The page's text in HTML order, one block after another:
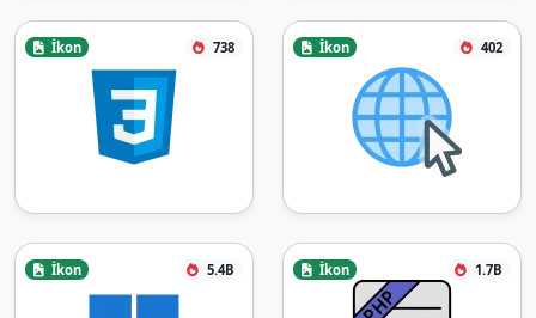
İkon 738 İkon 402
İkon 5.4B İkon 1.7B